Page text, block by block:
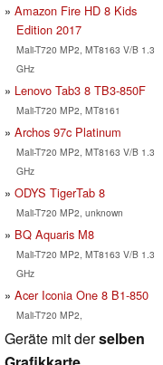
Amazon Fire HD 8 Kids
Edition 2017
Mali-T720 MP2, MT8163 V/B 1.3
GHz
Lenovo Tab3 8 TB3-850F
Mali-T720 MP2, MT8161
Archos 97c Platinum
Mali-T720 MP2, MT8163 V/B 1.3
GHz
ODYS TigerTab 8
Mali-T720 MP2, unknown
BQ Aquaris M8
Mali-T720 MP2, MT8163 V/B 1.3
GHz
Acer Iconia One 8 B1-850
Mali-T720 MP2,
Geräte mit derselben